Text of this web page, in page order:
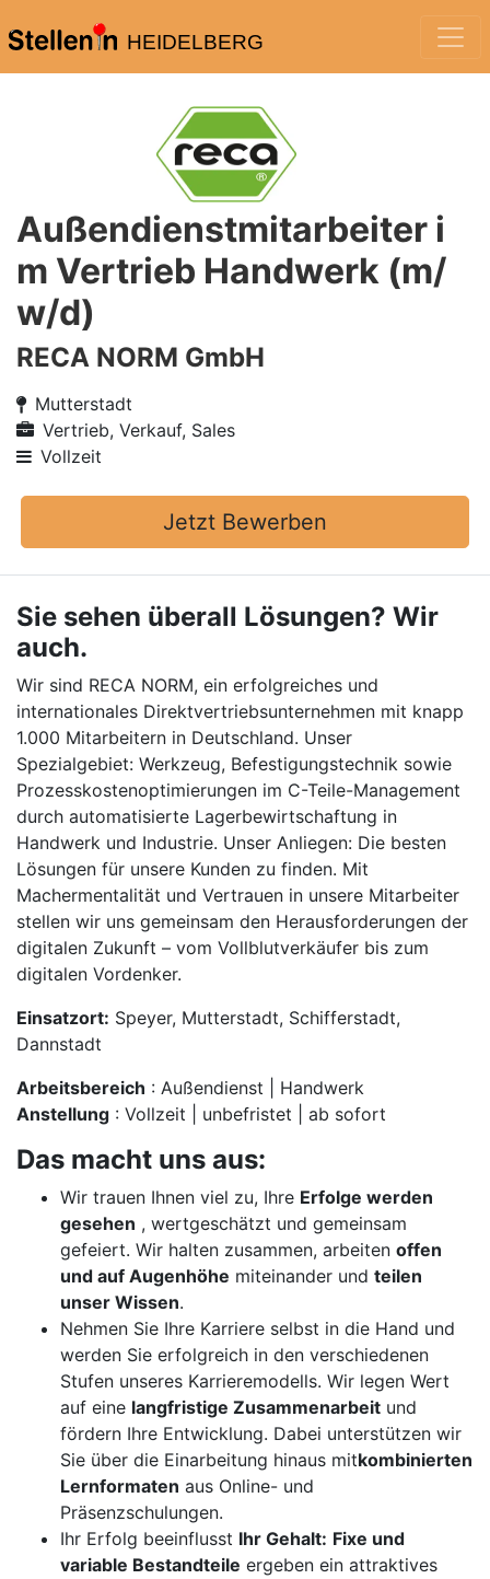
HEIDELBERG
Außendienstmitarbeiter i
m Vertrieb Handwerk (m/
w/d)
RECA NORM GmbH
Mutterstadt
Vertrieb, Verkauf, Sales
Vollzeit
Jetzt Bewerben
Sie sehen überall Lösungen? Wir
auch.
Wir sind RECA NORM, ein erfolgreiches und
internationales Direktvertriebsunternehmen mit knapp
1.000 Mitarbeitern in Deutschland. Unser
Spezialgebiet: Werkzeug, Befestigungstechnik sowie
Prozesskostenoptimierungen im C-Teile-Management
durch automatisierte Lagerbewirtschaftung in
Handwerk und Industrie. Unser Anliegen: Die besten
Lösungen für unsere Kunden zu finden. Mit
Machermentalität und Vertrauen in unsere Mitarbeiter
stellen wir uns gemeinsam den Herausforderungen der
digitalen Zukunft – vom Vollblutverkäufer bis zum
digitalen Vordenker.
Einsatzort: Speyer, Mutterstadt, Schifferstadt,
Dannstadt
Arbeitsbereich : Außendienst | Handwerk
Anstellung : Vollzeit | unbefristet | ab sofort
Das macht uns aus:
Wir trauen Ihnen viel zu, Ihre Erfolge werden
gesehen , wertgeschätzt und gemeinsam
gefeiert. Wir halten zusammen, arbeiten offen
und auf Augenhöhe miteinander und teilen
unser Wissen.
Nehmen Sie Ihre Karriere selbst in die Hand und
werden Sie erfolgreich in den verschiedenen
Stufen unseres Karrieremodells. Wir legen Wert
auf eine langfristige Zusammenarbeit und
fördern Ihre Entwicklung. Dabei unterstützen wir
Sie über die Einarbeitung hinaus mitkombinierten
Lernformaten aus Online- und
Präsenzschulungen.
Ihr Erfolg beeinflusst Ihr Gehalt: Fixe und
variable Bestandteile ergeben ein attraktives